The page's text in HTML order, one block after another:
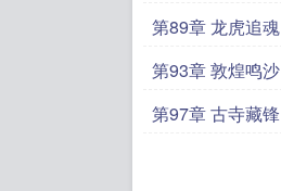
第89章 龙虎追魂
第93章 敦煌鸣沙
第97章 古寺藏锋